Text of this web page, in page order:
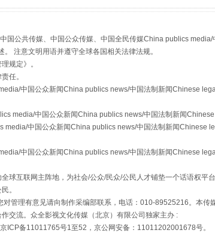
"炒鞋教程"里的骗局
国公共传媒、中国公众传媒、中国全民传媒China publics
注意文明用语并遵守全球各国相关法律法规。
规定》。
任。
中国公众新闻China publics news/中国法制新闻Chinese
media/中国公众新闻China publics news/中国法制新闻
中国公众新闻China publics news/中国法制新闻Chinese
中国公众新闻China publics news/中国法制新闻Chinese
球互联网主阵地，为社会/公众/民众/公民人才铺垫一个话语权平
。
管理有意见请向制作采编部联系，电话：010-89525216。本传
交流。众全影视文化传媒（北京）有限公司独家主办 :
ICP备11011765号1至52，京公网安备：11011202001678号。